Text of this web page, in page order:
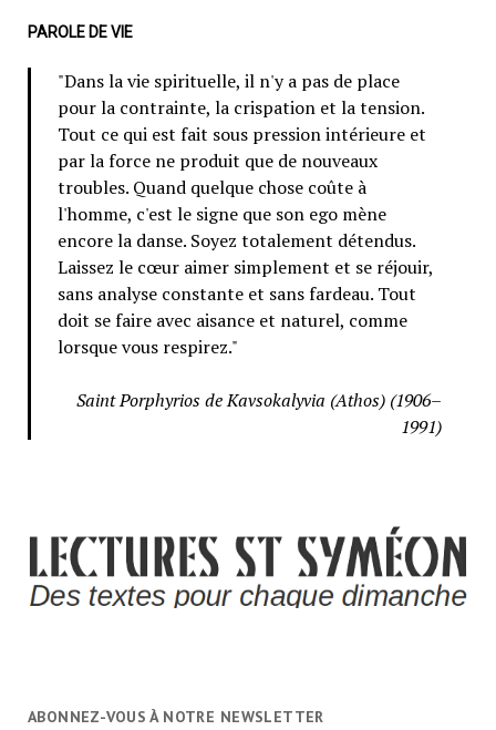
PAROLE DE VIE
"Dans la vie spirituelle, il n'y a pas de place
pour la contrainte, la crispation et la tension.
Tout ce qui est fait sous pression intérieure et
par la force ne produit que de nouveaux
troubles. Quand quelque chose coûte à
l'homme, c'est le signe que son ego mène
encore la danse. Soyez totalement détendus.
Laissez le cœur aimer simplement et se réjouir,
sans analyse constante et sans fardeau. Tout
doit se faire avec aisance et naturel, comme
lorsque vous respirez."
Saint Porphyrios de Kavsokalyvia (Athos) (1906–
1991)
ABONNEZ-VOUS À NOTRE NEWSLETTER